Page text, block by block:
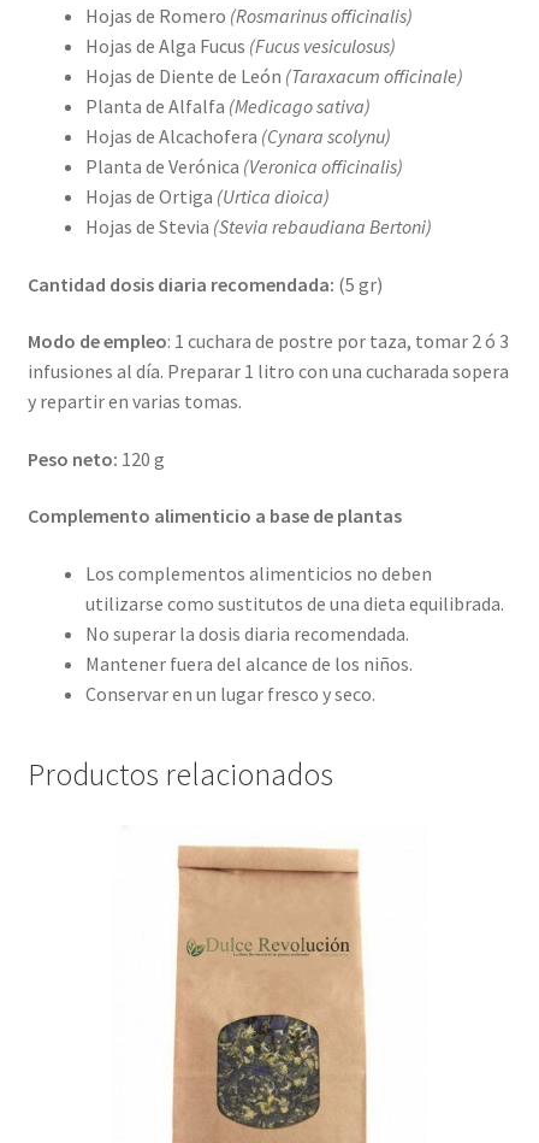
Hojas de Romero (Rosmarinus officinalis)
Hojas de Alga Fucus (Fucus vesiculosus)
Hojas de Diente de León (Taraxacum officinale)
Planta de Alfalfa (Medicago sativa)
Hojas de Alcachofera (Cynara scolynu)
Planta de Verónica (Veronica officinalis)
Hojas de Ortiga (Urtica dioica)
Hojas de Stevia (Stevia rebaudiana Bertoni)
Cantidad dosis diaria recomendada: (5 gr)
Modo de empleo: 1 cuchara de postre por taza, tomar 2 ó 3
infusiones al día. Preparar 1 litro con una cucharada sopera
y repartir en varias tomas.
Peso neto: 120 g
Complemento alimenticio a base de plantas
Los complementos alimenticios no deben
utilizarse como sustitutos de una dieta equilibrada.
No superar la dosis diaria recomendada.
Mantener fuera del alcance de los niños.
Conservar en un lugar fresco y seco.
Productos relacionados